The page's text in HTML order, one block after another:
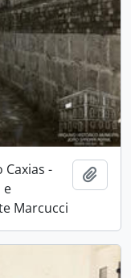
-
e
Marcucci